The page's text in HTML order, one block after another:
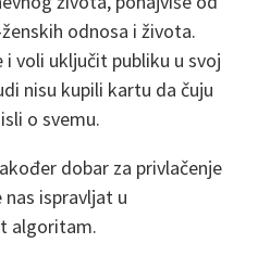
odnosa i života.
i voli uključit publiku u svoj
nisu kupili kartu da čuju
o svemu.
dobar za privlačenje
ispravljat u
algoritam.